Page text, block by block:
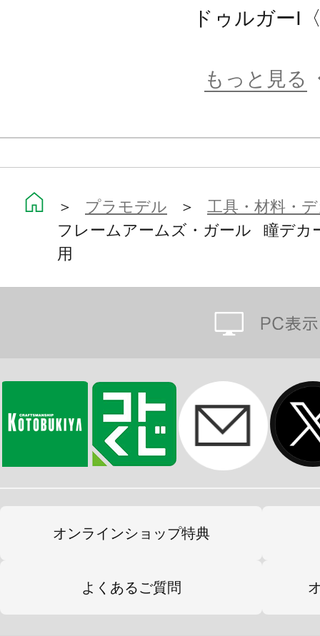
ドゥルガーI
もっと見る
＞ プラモデル ＞ 工具・材料・
フレームアームズ・ガール 瞳デ
用
オンラインショップ特典
よくあるご質問